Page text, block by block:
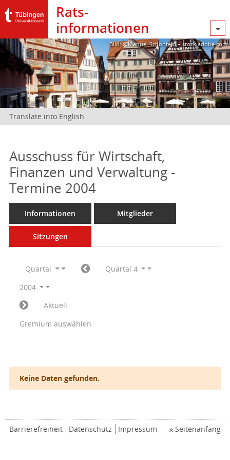
Rats­
informationen
Bild: @Manuel Schönfeld – stock.adobe.com
Translate into English
Ausschuss für Wirtschaft,
Finanzen und Verwaltung -
Termine 2004
Informationen Mitglieder
Sitzungen
Quartal
Quartal 4
2004
Aktuell
Gremium auswählen
Keine Daten gefunden.
Barrierefreiheit Datenschutz Impressum Seitenanfang